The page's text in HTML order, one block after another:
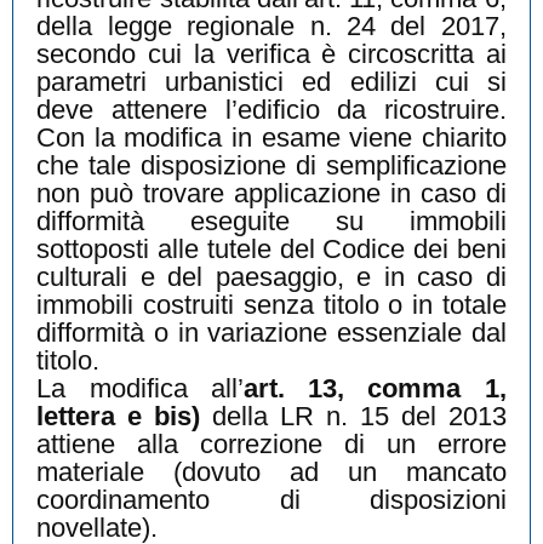
della legge regionale n. 24 del 2017,
secondo cui la verifica è circoscritta ai
parametri urbanistici ed edilizi cui si
deve attenere l’edificio da ricostruire.
Con la modifica in esame viene chiarito
che tale disposizione di semplificazione
non può trovare applicazione in caso di
difformità eseguite su immobili
sottoposti alle tutele del Codice dei beni
culturali e del paesaggio, e in caso di
immobili costruiti senza titolo o in totale
difformità o in variazione essenziale dal
titolo.
La modifica all’art. 13, comma 1,
lettera e bis) della LR n. 15 del 2013
attiene alla correzione di un errore
materiale (dovuto ad un mancato
coordinamento di disposizioni
novellate).